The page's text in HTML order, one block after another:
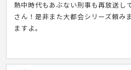
熱中時代もあぶない刑事も再放送し
さん！是非また大都会シリーズ頼み
ますよ。